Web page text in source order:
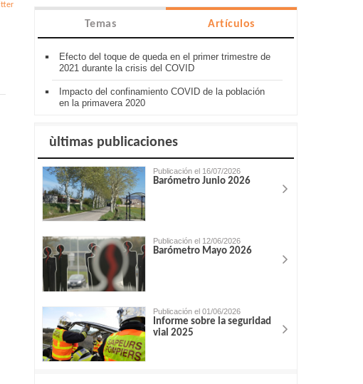
Temas Artículos
Efecto del toque de queda en el primer trimestre de
2021 durante la crisis del COVID
Impacto del confinamiento COVID de la población
en la primavera 2020
ùltimas publicaciones
Publicación el 16/07/2026
Barómetro Junio 2026
Publicación el 12/06/2026
Barómetro Mayo 2026
Publicación el 01/06/2026
Informe sobre la seguridad
vial 2025